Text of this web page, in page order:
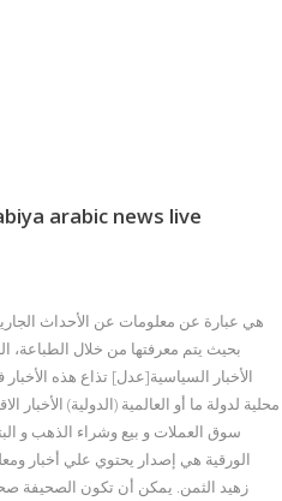
arabic news live
بحيث يتم معرفتها من خلال الطباعة،
الأخبار السياسية[عدل] تذاع هذه الأخبار
محلية لدولة ما أو العالمية (الدولية) الأخبار
سوق العملات و بيع وشراء الذهب و
الورقية هي إصدار يحتوي علي أخبار
زهيد الثمن. يمكن أن تكون الصحيفة